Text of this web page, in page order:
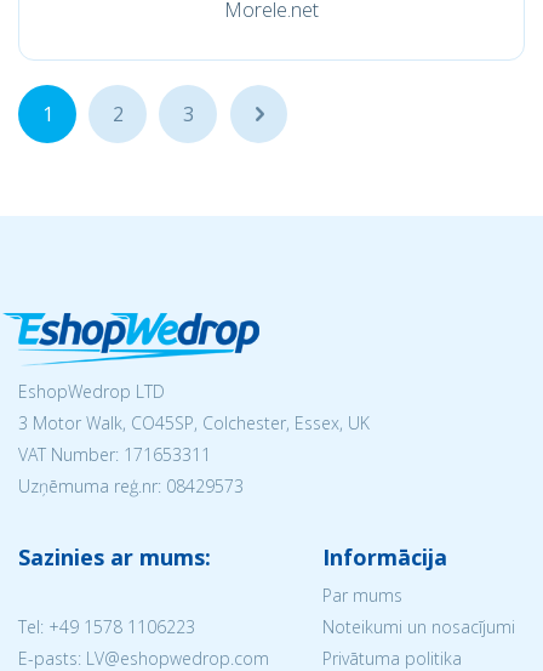
Morele.net
1 2 3 ...
EshopWedrop LTD
3 Motor Walk, CO45SP, Colchester, Essex, UK
VAT Number: 171653311
Uzņēmuma reģ.nr: 08429573
Sazinies ar mums:
Tel: +49 1578 1106223
E-pasts: LV@eshopwedrop.com
Informācija
Par mums
Noteikumi un nosacījumi
Privātuma politika